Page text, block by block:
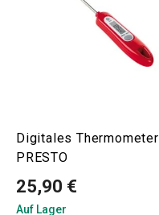
Digitales Thermometer
PRESTO
25,90 €
Auf Lager